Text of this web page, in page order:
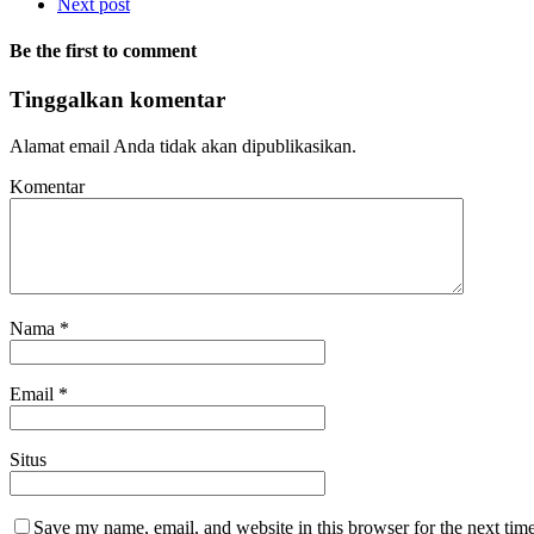
Be the first to comment
Tinggalkan komentar
Alamat email Anda tidak akan dipublikasikan.
Komentar
Nama *
Email *
Situs
Save my name, email, and website in this browser for the next